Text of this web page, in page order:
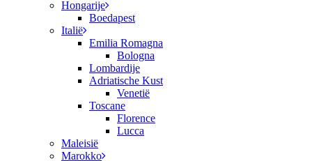
Hongarije
Boedapest
Italië
Emilia Romagna
Bologna
Lombardije
Adriatische Kust
Venetië
Toscane
Florence
Lucca
Maleisië
Marokko